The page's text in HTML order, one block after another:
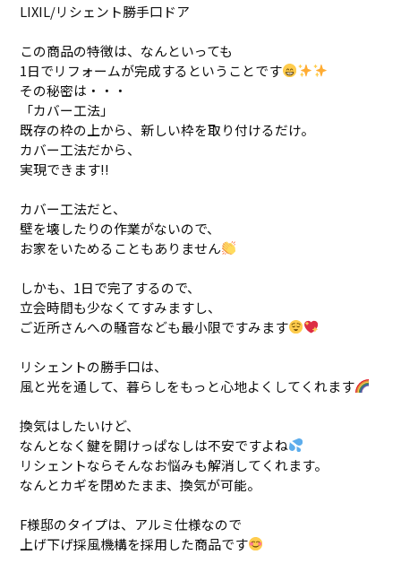
LIXIL/リシェント勝手口ドア
この商品の特徴は、なんといっても
1日でリフォームが完成するということです
その秘密は・・・
「カバー工法」
既存の枠の上から、新しい枠を取り付けるだけ。
カバー工法だから、
実現できます!!
カバー工法だと、
壁を壊したりの作業がないので、
お家をいためることもありません
しかも、1日で完了するので、
立会時間も少なくてすみますし、
ご近所さんへの騒音なども最小限ですみます
リシェントの勝手口は、
風と光を通して、暮らしをもっと心地よくしてくれます
換気はしたいけど、
なんとなく鍵を開けっぱなしは不安ですよね
リシェントならそんなお悩みも解消してくれます。
なんとカギを閉めたまま、換気が可能。
F様邸のタイプは、アルミ仕様なので
上げ下げ採風機構を採用した商品です